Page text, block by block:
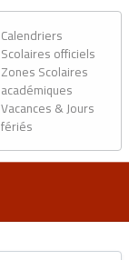
Calendriers
Scolaires officiels
Zones Scolaires
académiques
Vacances & Jours
fériés